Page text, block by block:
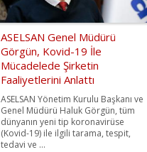
ASELSAN Genel Müdürü
Görgün, Kovid-19 İle
Mücadelede Şirketin
Faaliyetlerini Anlattı
ASELSAN Yönetim Kurulu Başkanı ve
Genel Müdürü Haluk Görgün, tüm
dünyanın yeni tip koronavirüse
(Kovid-19) ile ilgili tarama, tespit,
tedavi ve ...